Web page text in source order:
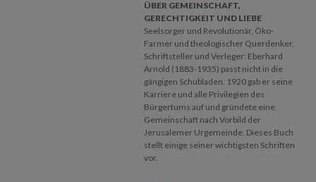
ÜBER GEMEINSCHAFT,
GERECHTIGKEIT UND LIEBE
Seelsorger und Revolutionär, Öko-
Farmer und theologischer Querdenker,
Schriftsteller und Verleger: Eberhard
Arnold (1883-1935) passt nicht in die
gängigen Schubladen. 1920 gab er seine
Karriere und alle Privilegien des
Bürgertums auf und gründete eine
Gemeinschaft nach Vorbild der
Jerusalemer Urgemeinde. Dieses Buch
stellt einige seiner wichtigsten Schriften
vor.